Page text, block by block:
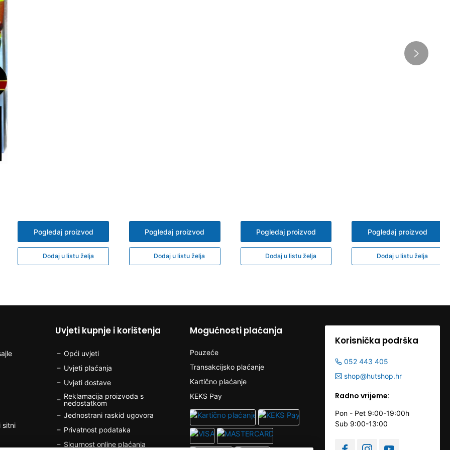
Pogledaj proizvod
Dodaj u listu želja
Pogledaj proizvod
Dodaj u listu želja
Pogledaj proizvod
Dodaj u listu želja
Pogledaj proizvod
Dodaj u listu želja
sitni
Uvjeti kupnje i korištenja
Opći uvjeti
Uvjeti plaćanja
Uvjeti dostave
Reklamacija proizvoda s
nedostatkom
Jednostrani raskid ugovora
Privatnost podataka
Sigurnost online plaćanja
Mogućnosti plaćanja
Pouzeće
Transakcijsko plaćanje
Kartično plaćanje
KEKS Pay
Korisnička podrška
052 443 405
shop@hutshop.hr
Radno vrijeme:
Pon - Pet 9:00-19:00h
Sub 9:00-13:00